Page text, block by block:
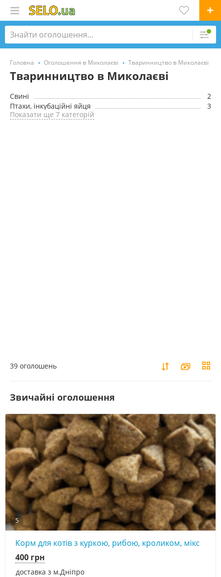
Головна Оголошення в Миколаєві Тваринництво в Миколаєві
Тваринництво в Миколаєві
Cвині
2
Птахи, інкубаційні яйця
3
Показати ще 7 категорій
39 оголошень
Звичайні оголошення
5
Корм для котів з куркою, рибою, кроликом, мікс
доставка з м.Дніпро
400 грн